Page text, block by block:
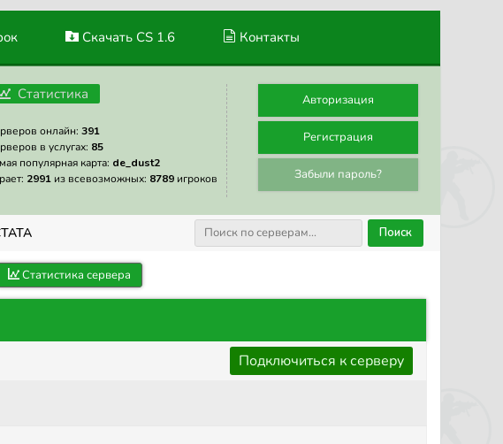
Скачать CS 1.6 Контакты
Статистика
онлайн: 391
в услугах: 85
популярная карта: de_dust2
2991 из всевозможных: 8789 игроков
Авторизация
Регистрация
Забыли пароль?
Поиск
Статистика сервера
Подключиться к серверу